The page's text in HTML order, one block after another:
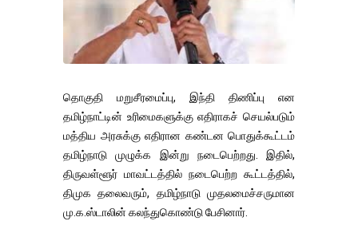
தொகுதி மறுசீரமைப்பு, இந்தி திணிப்பு என
தமிழ்நாட்டின் உரிமைகளுக்கு எதிராகச் செயல்படும்
மத்திய அரசுக்கு எதிரான கண்டன பொதுக்கூட்டம்
தமிழ்நாடு முழுக்க இன்று நடைபெற்றது. இதில்,
திருவள்ளூர் மாவட்டத்தில் நடைபெற்ற கூட்டத்தில்,
திமுக தலைவரும், தமிழ்நாடு முதலமைச்சருமான
மு.க.ஸ்டாலின் கலந்துகொண்டு பேசினார்.